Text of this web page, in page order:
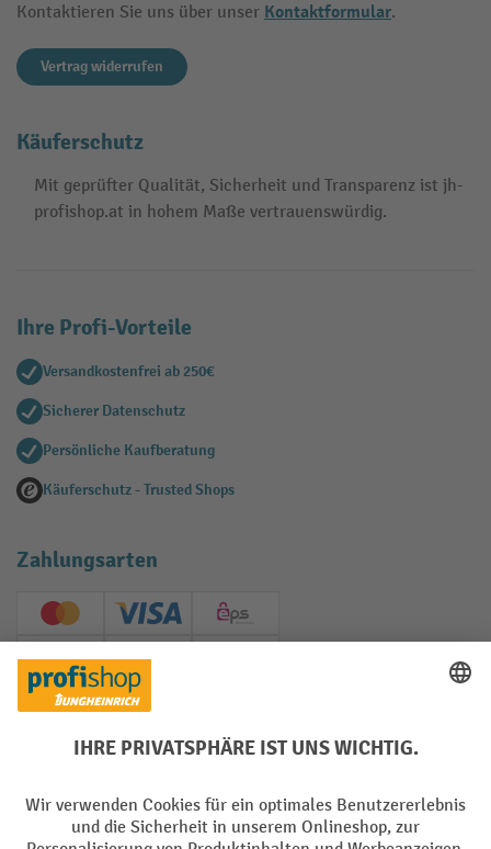
Kontaktieren Sie uns über unser Kontaktformular.
Vertrag widerrufen
Käuferschutz
Mit geprüfter Qualität, Sicherheit und Transparenz ist jh-
profishop.at in hohem Maße vertrauenswürdig.
Ihre Profi-Vorteile
Versandkostenfrei ab 250€
Sicherer Datenschutz
Persönliche Kaufberatung
Käuferschutz - Trusted Shops
Zahlungsarten
Creditcard (Master)Creditcard (Visa)
EPS
PayPal
Soziale Netzwerke